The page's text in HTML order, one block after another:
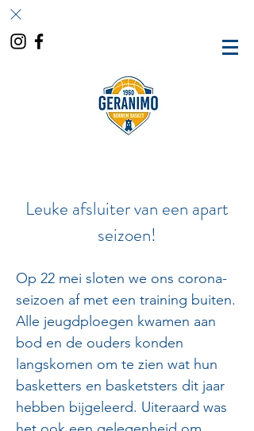
Leuke afsluiter van een apart
seizoen!
Op 22 mei sloten we ons corona-
seizoen af met een training buiten.
Alle jeugdploegen kwamen aan
bod en de ouders konden
langskomen om te zien wat hun
basketters en basketsters dit jaar
hebben bijgeleerd. Uiteraard was